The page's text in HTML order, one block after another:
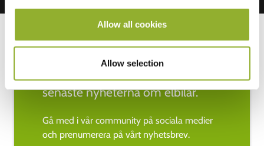
Allow all cookies
Allow selection
Håll dig uppdaterad med de
senaste nyheterna om elbilar.
Gå med i vår community på sociala medier
och prenumerera på vårt nyhetsbrev.